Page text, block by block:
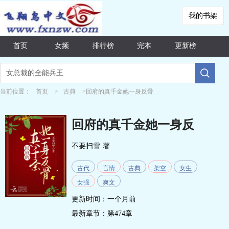
我的书架
首页 女频 排行榜 完本 更新榜
当前位置： 首页 > 古典 >回府的真千金她一身反骨
回府的真千金她一身反
骨
不要扫雪 著
古代 言情 古典 架空
女生
女强
爽文
更新时间：一个月前
最新章节： 第474章